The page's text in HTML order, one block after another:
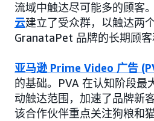
流域中触达尽可能多的顾客
云建立了受众群，以触达两
GranataPet 品牌的长期顾客
亚马逊 Prime Video 广告
的基础。PVA 在认知阶段最
动触达范围，加速了品牌新
该合作伙伴重点关注狗粮和